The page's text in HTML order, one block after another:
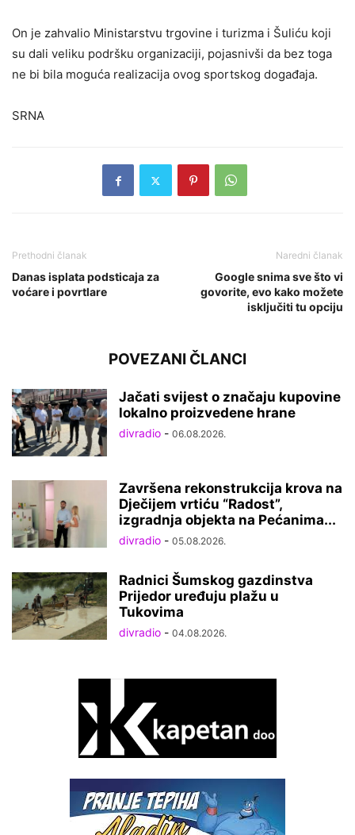
On je zahvalio Ministarstvu trgovine i turizma i Šuliću koji
su dali veliku podršku organizaciji, pojasnivši da bez toga
ne bi bila moguća realizacija ovog sportskog događaja.
SRNA
Prethodni članak
Danas isplata podsticaja za
voćare i povrtlare
Naredni članak
Google snima sve što vi
govorite, evo kako možete
isključiti tu opciju
POVEZANI ČLANCI
Jačati svijest o značaju kupovine
lokalno proizvedene hrane
divradio - 06.08.2026.
Završena rekonstrukcija krova na
Dječijem vrtiću “Radost”,
izgradnja objekta na Pećanima...
divradio - 05.08.2026.
Radnici Šumskog gazdinstva
Prijedor uređuju plažu u
Tukovima
divradio - 04.08.2026.